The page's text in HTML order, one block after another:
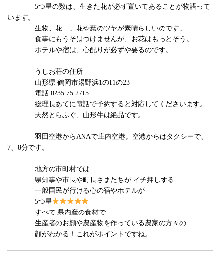
5つ星の数は、生きた花が必ず置いてあることが物語って
います。
生物、花…。花や葉のツヤが素晴らしいのです。
食事にもうそはつけませんが、お花はもっとそう。
ホテルや宿は、心配りが必ずや要るのです。
うしお荘の住所
山形県 鶴岡市湯野浜1の11の23
電話 0235 75 2715
総理長あてに電話で予約すると対応してくださいます。
天然とらふぐ、山形牛は絶品です。
羽田空港からANAで庄内空港。空港からはタクシーで、
7、8分です。
地方の市町村では
県知事や市長や町長さまたちが イチ押しする
一般国民が行ける心の宿やホテルが
5つ星
すべて 県内産の食材で
生産者のお顔や農産物を作っている農家の方々の
顔がわかる！これがポイントですね。